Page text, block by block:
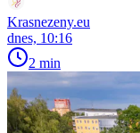
Krasnezeny.eu
dnes, 10:16
2 min